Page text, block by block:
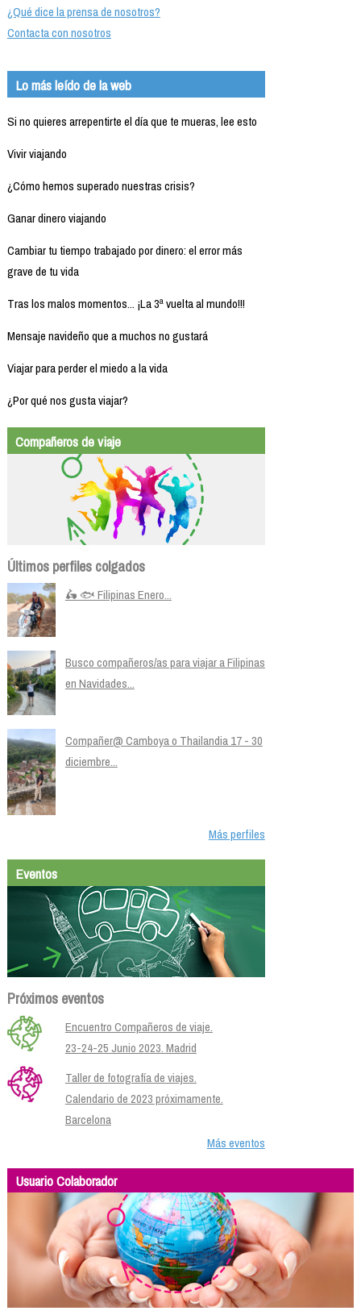
¿Qué dice la prensa de nosotros?
Contacta con nosotros
Lo más leído de la web
Si no quieres arrepentirte el día que te mueras, lee esto
Vivir viajando
¿Cómo hemos superado nuestras crisis?
Ganar dinero viajando
Cambiar tu tiempo trabajado por dinero: el error más
grave de tu vida
Tras los malos momentos... ¡La 3ª vuelta al mundo!!!
Mensaje navideño que a muchos no gustará
Viajar para perder el miedo a la vida
¿Por qué nos gusta viajar?
Compañeros de viaje
Últimos perfiles colgados
🛵 🐟 Filipinas Enero...
Busco compañeros/as para viajar a Filipinas
en Navidades...
Compañer@ Camboya o Thailandia 17 - 30
diciembre...
Más perfiles
Eventos
Próximos eventos
Encuentro Compañeros de viaje.
23-24-25 Junio 2023. Madrid
Taller de fotografía de viajes.
Calendario de 2023 próximamente.
Barcelona
Más eventos
Usuario Colaborador